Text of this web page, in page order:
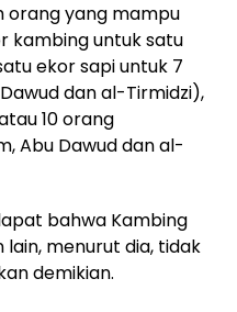
orang yang mampu
kambing untuk satu
ekor sapi untuk 7
dan al-Tirmidzi),
10 orang
Abu Dawud dan al-
bahwa Kambing
menurut dia, tidak
demikian.